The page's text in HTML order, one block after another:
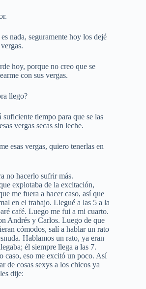
nada, seguramente hoy los dejé
hoy, porque no creo que se
con sus vergas.
llego?
suficiente tiempo para que se las
vergas secas sin leche.
esas vergas, quiero tenerlas en
no hacerlo sufrir más.
explotaba de la excitación,
me fuera a hacer caso, así que
en el trabajo. Llegué a las 5 a la
café. Luego me fui a mi cuarto.
Andrés y Carlos. Luego de que
cómodos, salí a hablar un rato
Hablamos un rato, ya eran
él siempre llega a las 7.
caso, eso me excitó un poco. Así
de cosas sexys a los chicos ya
dije: